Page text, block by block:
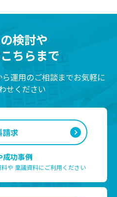
検討や
ちらまで
運用のご相談までお気軽に
せください
請求
成功事例
や 稟議資料にご利用ください